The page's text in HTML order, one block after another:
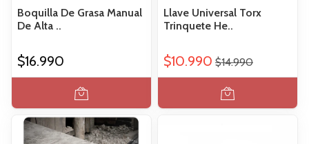
Boquilla De Grasa Manual
De Alta ..
$16.990
Llave Universal Torx
Trinquete He..
$10.990 $14.990